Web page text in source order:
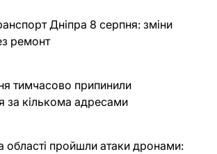
Дніпра 8 серпня: зміни
ремонт
тимчасово припинили
за кількома адресами
області пройшли атаки дронами: